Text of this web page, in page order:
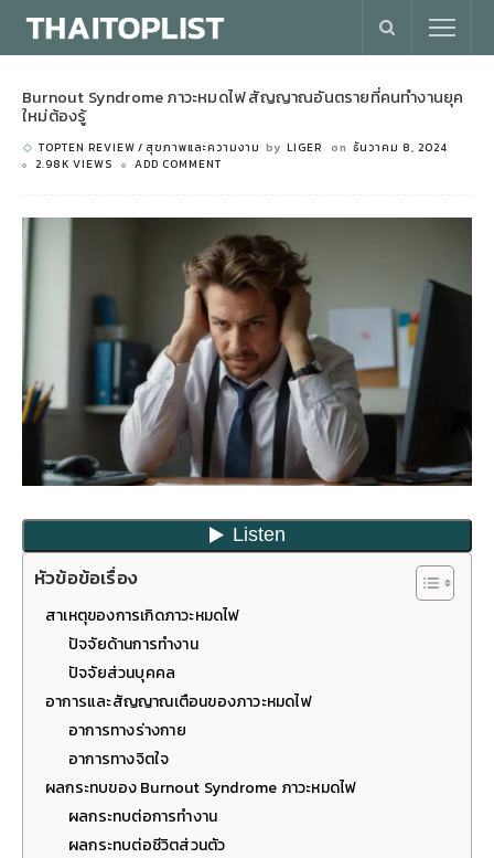
Burnout Syndrome ภาวะหมดไฟ สัญญาณอันตรายที่คนทำงานยุค
ใหม่ต้องรู้
TOPTEN REVIEW สุขภาพและความงาม by LIGER on ธันวาคม 8, 2024
2.98K VIEWS
ADD COMMENT
หัวข้อข้อเรื่อง
สาเหตุของการเกิดภาวะหมดไฟ
ปัจจัยด้านการทำงาน
ปัจจัยส่วนบุคคล
อาการและสัญญาณเตือนของภาวะหมดไฟ
อาการทางร่างกาย
อาการทางจิตใจ
ผลกระทบของ Burnout Syndrome ภาวะหมดไฟ
ผลกระทบต่อการทำงาน
ผลกระทบต่อชีวิตส่วนตัว